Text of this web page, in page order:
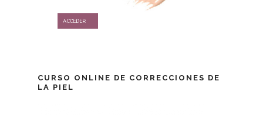
CURSO ONLINE DE CORRECCIONES DE
LA PIEL